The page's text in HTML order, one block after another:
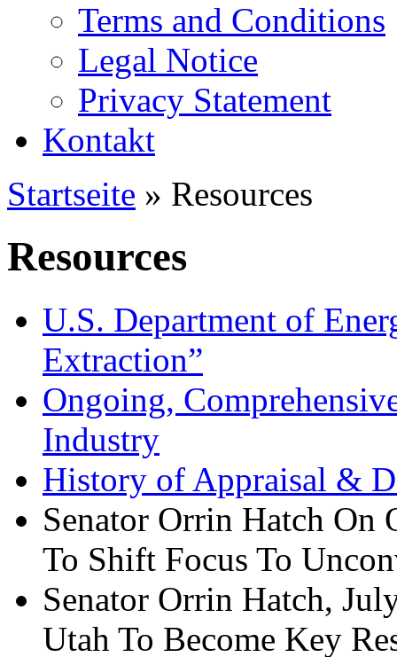
Terms and Conditions
Legal Notice
Privacy Statement
Kontakt
Startseite » Resources
Resources
U.S. Department of
Extraction”
Ongoing,
Industry
History of Appraisal &
Senator Orrin Hatch On
To Shift Focus To
Senator Orrin Hatch,
Utah To Become Key